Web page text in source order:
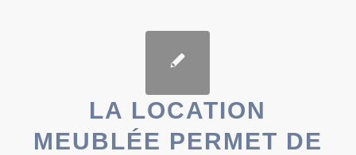
LA LOCATION
MEUBLÉE PERMET DE